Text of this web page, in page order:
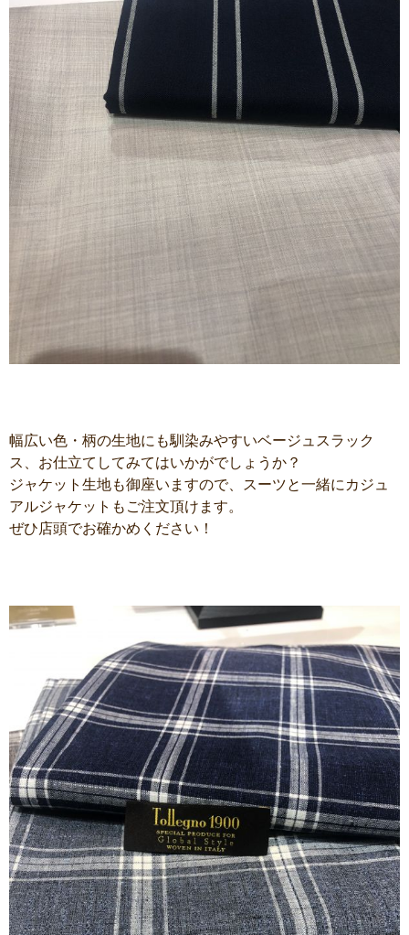
幅広い色・柄の生地にも馴染みやすいベージュスラック
ス、お仕立てしてみてはいかがでしょうか？
ジャケット生地も御座いますので、スーツと一緒にカジュ
アルジャケットもご注文頂けます。
ぜひ店頭でお確かめください！